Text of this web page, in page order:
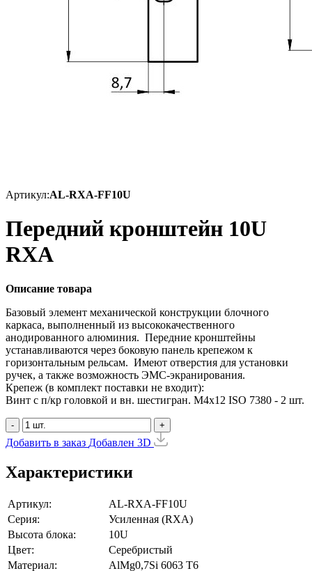
Артикул:AL-RXA-FF10U
Передний кронштейн 10U
RXA
Описание товара
Базовый элемент механической конструкции блочного
каркаса, выполненный из высококачественного
анодированного алюминия. Передние кронштейны
устанавливаются через боковую панель крепежом к
горизонтальным рельсам. Имеют отверстия для установки
ручек, а также возможность ЭМС-экранирования.
Крепеж (в комплект поставки не входит):
Винт с п/кр головкой и вн. шестигран. М4x12 ISO 7380 - 2 шт.
- +
Добавить в заказ Добавлен 3D
Характеристики
Артикул:
AL-RXA-FF10U
Серия:
Усиленная (RXA)
Высота блока:
10U
Цвет:
Серебристый
Материал:
AlMg0,7Si 6063 Т6